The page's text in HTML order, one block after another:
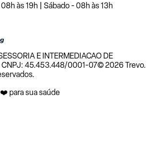
às 19h | Sábado - 08h às 13h
E INTERMEDIACAO DE
CNPJ: 45.453.448/0001-07© 2026 Trevo.
para sua saúde